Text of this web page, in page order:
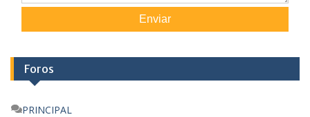
Enviar
Foros
PRINCIPAL